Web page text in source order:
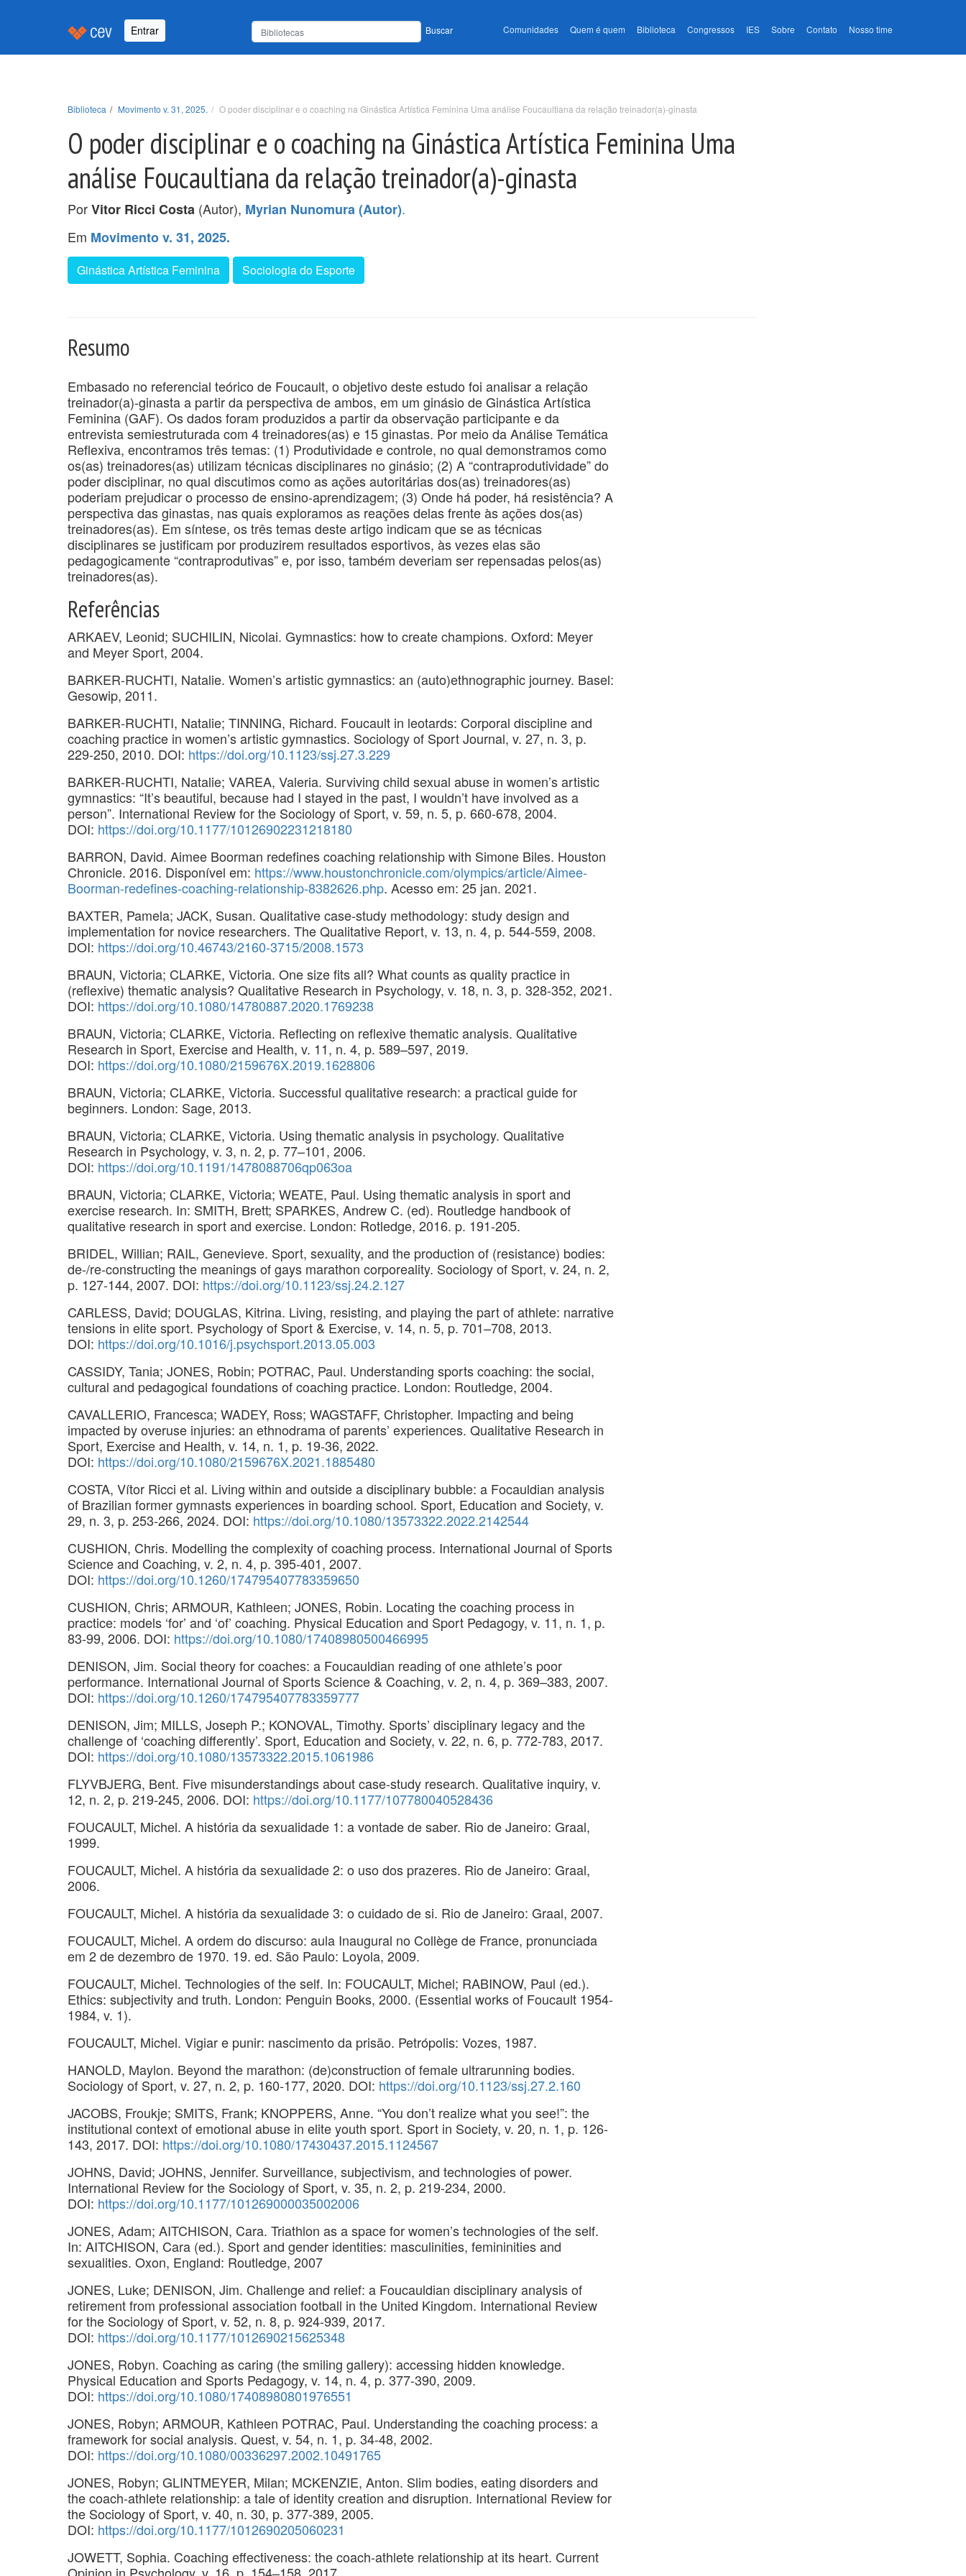
Entrar Buscar Comunidades Quem é quem Biblioteca Congressos IES Sobre Contato Nosso time
Biblioteca Movimento v. 31, 2025. O poder disciplinar e o coaching na Ginástica Artística Feminina Uma análise Foucaultiana da relação treinador(a)-ginasta
O poder disciplinar e o coaching na Ginástica Artística Feminina Uma
análise Foucaultiana da relação treinador(a)-ginasta
PorVitor Ricci Costa (Autor), Myrian Nunomura (Autor).
Em Movimento v. 31, 2025.
Ginástica Artística Feminina Sociologia do Esporte
Resumo
Embasado no referencial teórico de Foucault, o objetivo deste estudo foi analisar a relação
treinador(a)-ginasta a partir da perspectiva de ambos, em um ginásio de Ginástica Artística
Feminina (GAF). Os dados foram produzidos a partir da observação participante e da
entrevista semiestruturada com 4 treinadores(as) e 15 ginastas. Por meio da Análise Temática
Reflexiva, encontramos três temas: (1) Produtividade e controle, no qual demonstramos como
os(as) treinadores(as) utilizam técnicas disciplinares no ginásio; (2) A “contraprodutividade” do
poder disciplinar, no qual discutimos como as ações autoritárias dos(as) treinadores(as)
poderiam prejudicar o processo de ensino-aprendizagem; (3) Onde há poder, há resistência? A
perspectiva das ginastas, nas quais exploramos as reações delas frente às ações dos(as)
treinadores(as). Em síntese, os três temas deste artigo indicam que se as técnicas
disciplinares se justificam por produzirem resultados esportivos, às vezes elas são
pedagogicamente “contraprodutivas” e, por isso, também deveriam ser repensadas pelos(as)
treinadores(as).
Referências
ARKAEV, Leonid; SUCHILIN, Nicolai. Gymnastics: how to create champions. Oxford: Meyer
and Meyer Sport, 2004.
BARKER-RUCHTI, Natalie. Women’s artistic gymnastics: an (auto)ethnographic journey. Basel:
Gesowip, 2011.
BARKER-RUCHTI, Natalie; TINNING, Richard. Foucault in leotards: Corporal discipline and
coaching practice in women’s artistic gymnastics. Sociology of Sport Journal, v. 27, n. 3, p.
229-250, 2010. DOI: https://doi.org/10.1123/ssj.27.3.229
BARKER-RUCHTI, Natalie; VAREA, Valeria. Surviving child sexual abuse in women’s artistic
gymnastics: “It’s beautiful, because had I stayed in the past, I wouldn’t have involved as a
person”. International Review for the Sociology of Sport, v. 59, n. 5, p. 660-678, 2004.
DOI: https://doi.org/10.1177/10126902231218180
BARRON, David. Aimee Boorman redefines coaching relationship with Simone Biles. Houston
Chronicle. 2016. Disponível em: https://www.houstonchronicle.com/olympics/article/Aimee-
Boorman-redefines-coaching-relationship-8382626.php. Acesso em: 25 jan. 2021.
BAXTER, Pamela; JACK, Susan. Qualitative case-study methodology: study design and
implementation for novice researchers. The Qualitative Report, v. 13, n. 4, p. 544-559, 2008.
DOI: https://doi.org/10.46743/2160-3715/2008.1573
BRAUN, Victoria; CLARKE, Victoria. One size fits all? What counts as quality practice in
(reflexive) thematic analysis? Qualitative Research in Psychology, v. 18, n. 3, p. 328-352, 2021.
DOI: https://doi.org/10.1080/14780887.2020.1769238
BRAUN, Victoria; CLARKE, Victoria. Reflecting on reflexive thematic analysis. Qualitative
Research in Sport, Exercise and Health, v. 11, n. 4, p. 589–597, 2019.
DOI: https://doi.org/10.1080/2159676X.2019.1628806
BRAUN, Victoria; CLARKE, Victoria. Successful qualitative research: a practical guide for
beginners. London: Sage, 2013.
BRAUN, Victoria; CLARKE, Victoria. Using thematic analysis in psychology. Qualitative
Research in Psychology, v. 3, n. 2, p. 77–101, 2006.
DOI: https://doi.org/10.1191/1478088706qp063oa
BRAUN, Victoria; CLARKE, Victoria; WEATE, Paul. Using thematic analysis in sport and
exercise research. In: SMITH, Brett; SPARKES, Andrew C. (ed). Routledge handbook of
qualitative research in sport and exercise. London: Rotledge, 2016. p. 191-205.
BRIDEL, Willian; RAIL, Genevieve. Sport, sexuality, and the production of (resistance) bodies:
de-/re-constructing the meanings of gays marathon corporeality. Sociology of Sport, v. 24, n. 2,
p. 127-144, 2007. DOI: https://doi.org/10.1123/ssj.24.2.127
CARLESS, David; DOUGLAS, Kitrina. Living, resisting, and playing the part of athlete: narrative
tensions in elite sport. Psychology of Sport & Exercise, v. 14, n. 5, p. 701–708, 2013.
DOI: https://doi.org/10.1016/j.psychsport.2013.05.003
CASSIDY, Tania; JONES, Robin; POTRAC, Paul. Understanding sports coaching: the social,
cultural and pedagogical foundations of coaching practice. London: Routledge, 2004.
CAVALLERIO, Francesca; WADEY, Ross; WAGSTAFF, Christopher. Impacting and being
impacted by overuse injuries: an ethnodrama of parents’ experiences. Qualitative Research in
Sport, Exercise and Health, v. 14, n. 1, p. 19-36, 2022.
DOI: https://doi.org/10.1080/2159676X.2021.1885480
COSTA, Vítor Ricci et al. Living within and outside a disciplinary bubble: a Focauldian analysis
of Brazilian former gymnasts experiences in boarding school. Sport, Education and Society, v.
29, n. 3, p. 253-266, 2024. DOI: https://doi.org/10.1080/13573322.2022.2142544
CUSHION, Chris. Modelling the complexity of coaching process. International Journal of Sports
Science and Coaching, v. 2, n. 4, p. 395-401, 2007.
DOI: https://doi.org/10.1260/174795407783359650
CUSHION, Chris; ARMOUR, Kathleen; JONES, Robin. Locating the coaching process in
practice: models ‘for’ and ‘of’ coaching. Physical Education and Sport Pedagogy, v. 11, n. 1, p.
83-99, 2006. DOI: https://doi.org/10.1080/17408980500466995
DENISON, Jim. Social theory for coaches: a Foucauldian reading of one athlete’s poor
performance. International Journal of Sports Science & Coaching, v. 2, n. 4, p. 369–383, 2007.
DOI: https://doi.org/10.1260/174795407783359777
DENISON, Jim; MILLS, Joseph P.; KONOVAL, Timothy. Sports’ disciplinary legacy and the
challenge of ‘coaching differently’. Sport, Education and Society, v. 22, n. 6, p. 772-783, 2017.
DOI: https://doi.org/10.1080/13573322.2015.1061986
FLYVBJERG, Bent. Five misunderstandings about case-study research. Qualitative inquiry, v.
12, n. 2, p. 219-245, 2006. DOI: https://doi.org/10.1177/107780040528436
FOUCAULT, Michel. A história da sexualidade 1: a vontade de saber. Rio de Janeiro: Graal,
1999.
FOUCAULT, Michel. A história da sexualidade 2: o uso dos prazeres. Rio de Janeiro: Graal,
2006.
FOUCAULT, Michel. A história da sexualidade 3: o cuidado de si. Rio de Janeiro: Graal, 2007.
FOUCAULT, Michel. A ordem do discurso: aula Inaugural no Collège de France, pronunciada
em 2 de dezembro de 1970. 19. ed. São Paulo: Loyola, 2009.
FOUCAULT, Michel. Technologies of the self. In: FOUCAULT, Michel; RABINOW, Paul (ed.).
Ethics: subjectivity and truth. London: Penguin Books, 2000. (Essential works of Foucault 1954-
1984, v. 1).
FOUCAULT, Michel. Vigiar e punir: nascimento da prisão. Petrópolis: Vozes, 1987.
HANOLD, Maylon. Beyond the marathon: (de)construction of female ultrarunning bodies.
Sociology of Sport, v. 27, n. 2, p. 160-177, 2020. DOI: https://doi.org/10.1123/ssj.27.2.160
JACOBS, Froukje; SMITS, Frank; KNOPPERS, Anne. “You don’t realize what you see!”: the
institutional context of emotional abuse in elite youth sport. Sport in Society, v. 20, n. 1, p. 126-
143, 2017. DOI: https://doi.org/10.1080/17430437.2015.1124567
JOHNS, David; JOHNS, Jennifer. Surveillance, subjectivism, and technologies of power.
International Review for the Sociology of Sport, v. 35, n. 2, p. 219-234, 2000.
DOI: https://doi.org/10.1177/101269000035002006
JONES, Adam; AITCHISON, Cara. Triathlon as a space for women’s technologies of the self.
In: AITCHISON, Cara (ed.). Sport and gender identities: masculinities, femininities and
sexualities. Oxon, England: Routledge, 2007
JONES, Luke; DENISON, Jim. Challenge and relief: a Foucauldian disciplinary analysis of
retirement from professional association football in the United Kingdom. International Review
for the Sociology of Sport, v. 52, n. 8, p. 924-939, 2017.
DOI: https://doi.org/10.1177/1012690215625348
JONES, Robyn. Coaching as caring (the smiling gallery): accessing hidden knowledge.
Physical Education and Sports Pedagogy, v. 14, n. 4, p. 377-390, 2009.
DOI: https://doi.org/10.1080/17408980801976551
JONES, Robyn; ARMOUR, Kathleen POTRAC, Paul. Understanding the coaching process: a
framework for social analysis. Quest, v. 54, n. 1, p. 34-48, 2002.
DOI: https://doi.org/10.1080/00336297.2002.10491765
JONES, Robyn; GLINTMEYER, Milan; MCKENZIE, Anton. Slim bodies, eating disorders and
the coach-athlete relationship: a tale of identity creation and disruption. International Review for
the Sociology of Sport, v. 40, n. 30, p. 377-389, 2005.
DOI: https://doi.org/10.1177/1012690205060231
JOWETT, Sophia. Coaching effectiveness: the coach-athlete relationship at its heart. Current
Opinion in Psychology, v. 16, p. 154–158, 2017.